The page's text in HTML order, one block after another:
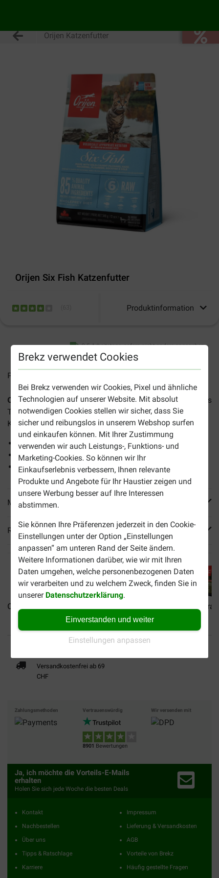
Brekz verwendet Cookies
Bei Brekz verwenden wir Cookies, Pixel und ähnliche
Technologien auf unserer Website. Mit absolut
notwendigen Cookies stellen wir sicher, dass Sie
sicher und reibungslos in unserem Webshop surfen
und einkaufen können. Mit Ihrer Zustimmung
verwenden wir auch Leistungs-, Funktions- und
Marketing-Cookies. So können wir Ihr
Einkaufserlebnis verbessern, Ihnen relevante
Produkte und Angebote für Ihr Haustier zeigen und
unsere Werbung besser auf Ihre Interessen
abstimmen.
Sie können Ihre Präferenzen jederzeit in den Cookie-
Einstellungen unter der Option „Einstellungen
anpassen“ am unteren Rand der Seite ändern.
Weitere Informationen darüber, wie wir mit Ihren
Daten umgehen, welche personenbezogenen Daten
wir verarbeiten und zu welchem Zweck, finden Sie in
unserer Datenschutzerklärung.
Einverstanden und weiter
Einstellungen anpassen
Orijen Katzenfutter
Orijen Six Fish Katzenfutter
Produktinformation
2-5 Arbeitstage, sofern nicht anders angegeben
Preise inkl. MwSt zzgl.
Orijen Six Fish Katzenfutterist ein biologisches natürliches
Trockenfutter mit Fisch geeignet für ausgewachsene
Katzen aller Rassen und Altersgruppen.
Frei von Zusatzstoffen
Natürliches Futter
Mit ganzen 6 verschiedenen Sorten Fisch
Mehr Produktinfos
Reviews
Orijen Original Cat... Orijen
Bis 30% günstiger Sicher bezahlen
Versandkostenfrei ab 69
CHF
Zahlungsmethoden Vertrauenswürdig
8901 Bewertungen
Wir versenden mit
Ja, ich möchte die Vorteils-E-Mails
erhalten
Holen Sie sich jede Woche die besten Deals
Kontakt
Nachbestellen
Über uns
Tipps & Ratschlage
Karriere
Impressum
Lieferung & Versandkosten
AGB
Vorteile von Brekz
Häufig gestellte Fragen